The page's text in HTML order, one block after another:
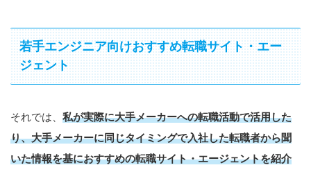
若手エンジニア向けおすすめ転職サイト・エー
ジェント
それでは、 私が実際に大手メーカーへの転職活動で活用した
り、大手メーカーに同じタイミングで入社した転職者から聞
いた情報を基におすすめの転職サイト・エージェントを紹介